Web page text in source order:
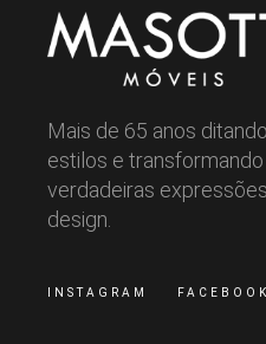
Mais de 65 anos
estilos e
verdadeiras
design.
INSTAGRAM FACEBOOK